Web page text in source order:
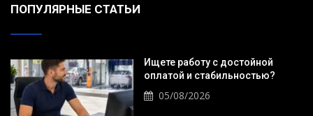
ПОПУЛЯРНЫЕ СТАТЬИ
Ищете работу с достойной
оплатой и стабильностью?
05/08/2026